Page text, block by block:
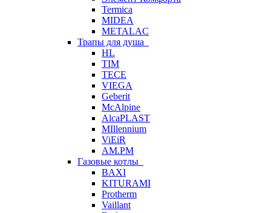
Termica
MIDEA
METALAC
Трапы для душа
HL
TIM
TECE
VIEGA
Geberit
McAlpine
AlcaPLAST
MIllennium
ViEiR
AM.PM
Газовые котлы
BAXI
KITURAMI
Protherm
Vaillant